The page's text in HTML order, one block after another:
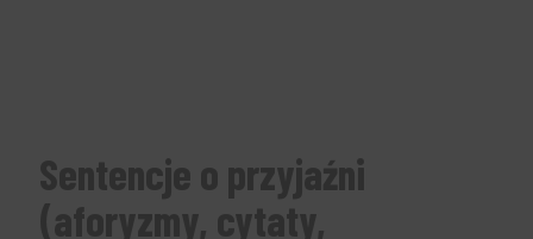
Sentencje o przyjaźni
(aforyzmy, cytaty,